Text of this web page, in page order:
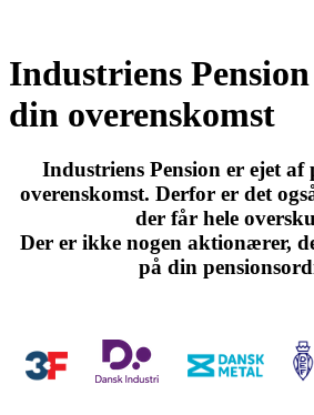
Industriens
din overenskomst
Industriens Pension er ejet
overenskomst. Derfor er det
der får hele
Der er ikke nogen aktionærer,
på din